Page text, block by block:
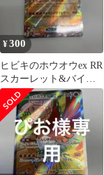
¥300
ヒビキのホウオウex RR
スカーレット&バイオ
レット 強化拡張パック
熱風の…